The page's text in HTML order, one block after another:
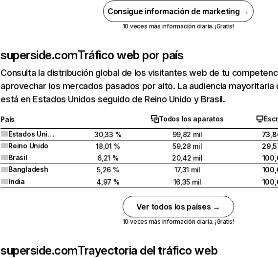
Consigue información de marketing →
10 veces más información diaria. ¡Gratis!
superside.comTráfico web por país
Consulta la distribución global de los visitantes web de tu
aprovechar los mercados pasados por alto. La audiencia mayoritaria
está en Estados Unidos seguido de Reino Unido y Brasil.
País Todos los aparatos
Estados Unidos
30,33 % 99,82 mil
Reino Unido
18,01 % 59,28 mil
Brasil
6,21 % 20,42 mil
Bangladesh
5,26 % 17,31 mil
India
4,97 % 16,35 mil
Ver todos los países →
10 veces más información diaria. ¡Gratis!
superside.comTrayectoria del tráfico web